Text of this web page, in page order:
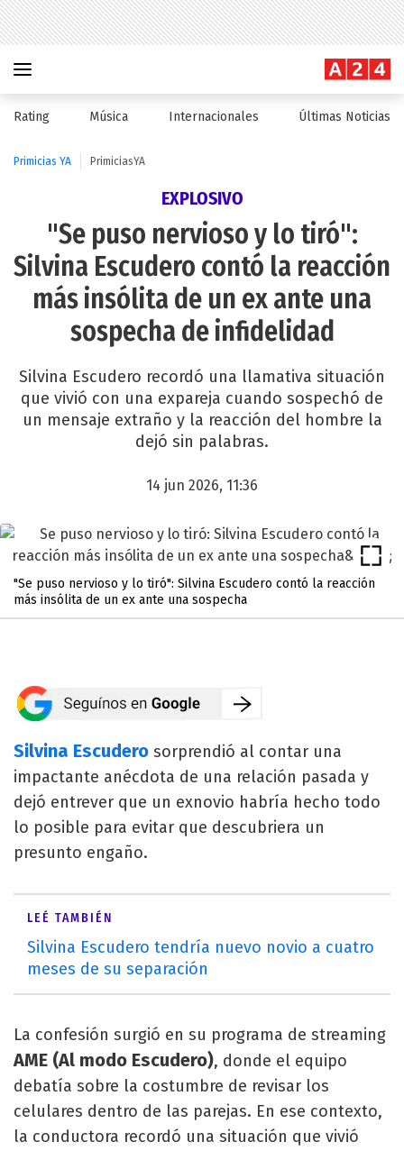
Rating Música Internacionales Últimas Noticias
Primicias YA PrimiciasYA
EXPLOSIVO
"Se puso nervioso y lo tiró":
Silvina Escudero contó la reacción
más insólita de un ex ante una
sospecha de infidelidad
Silvina Escudero recordó una llamativa situación
que vivió con una expareja cuando sospechó de
un mensaje extraño y la reacción del hombre la
dejó sin palabras.
14 jun 2026, 11:36
"Se puso nervioso y lo tiró": Silvina Escudero contó la reacción
más insólita de un ex ante una sospecha
Silvina Escudero sorprendió al contar una
impactante anécdota de una relación pasada y
dejó entrever que un exnovio habría hecho todo
lo posible para evitar que descubriera un
presunto engaño.
LEÉ TAMBIÉN
Silvina Escudero tendría nuevo novio a cuatro
meses de su separación
La confesión surgió en su programa de streaming
AME (Al modo Escudero), donde el equipo
debatía sobre la costumbre de revisar los
celulares dentro de las parejas. En ese contexto,
la conductora recordó una situación que vivió